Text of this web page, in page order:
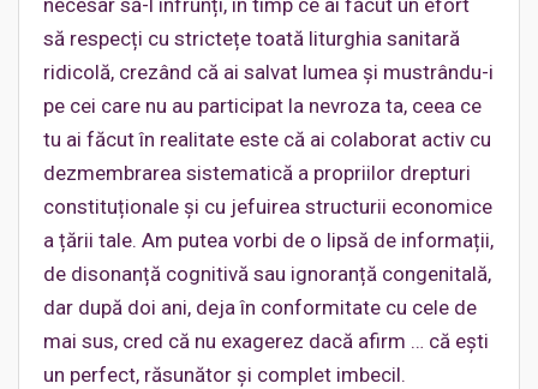
să respecți cu strictețe toată liturghia sanitară
ridicolă, crezând că ai salvat lumea și mustrându-i
pe cei care nu au participat la nevroza ta, ceea ce
tu ai făcut în realitate este că ai colaborat activ cu
dezmembrarea sistematică a propriilor drepturi
constituționale și cu jefuirea structurii economice
a țării tale. Am putea vorbi de o lipsă de informații,
de disonanță cognitivă sau ignoranță congenitală,
dar după doi ani, deja în conformitate cu cele de
mai sus, cred că nu exagerez dacă afirm … că ești
un perfect, răsunător și complet imbecil.